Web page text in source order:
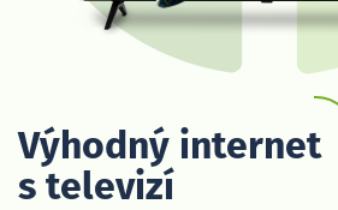
Výhodný internet
s televizí